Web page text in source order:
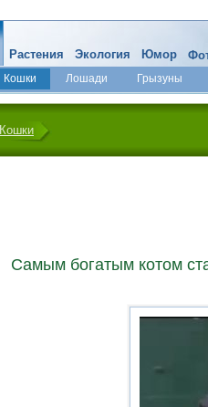
Кошки Лошади
Грызуны
Растения Экология Юмор
Кошки
Самым богатым котом